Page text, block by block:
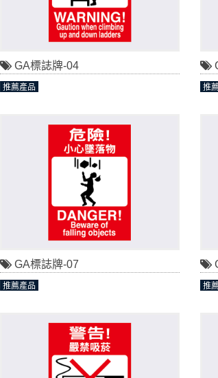
GA標誌牌-04
推薦產品 推
GA標誌牌-07
推薦產品 推